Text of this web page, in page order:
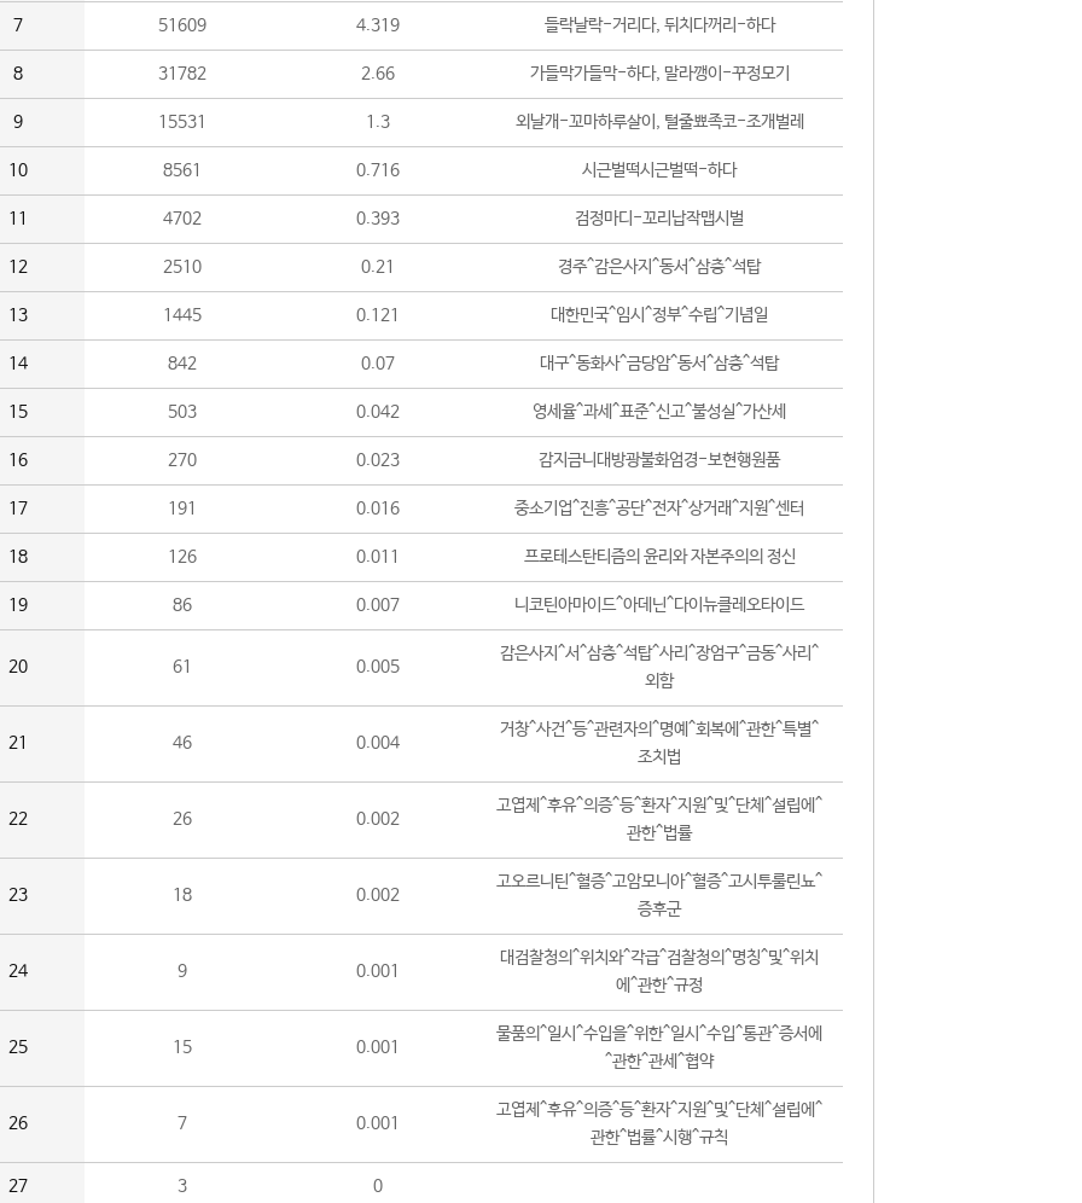
7 51609 4.319 들락날락-거리다, 뒤치다꺼리-하다
8 31782 2.66 가들막가들막-하다, 말라깽이-꾸정모기
9 15531 1.3 외날개-꼬마하루살이, 털줄뾰족코-조개벌레
10 8561 0.716 시근벌떡시근벌떡-하다
11 4702 0.393 검정마디-꼬리납작맵시벌
12 2510 0.21 경주^감은사지^동서^삼층^석탑
13 1445 0.121 대한민국^임시^정부^수립^기념일
14 842 0.07 대구^동화사^금당암^동서^삼층^석탑
15 503 0.042 영세율^과세^표준^신고^불성실^가산세
16 270 0.023 감지금니대방광불화엄경-보현행원품
17 191 0.016 중소기업^진흥^공단^전자^상거래^지원^센터
18 126 0.011 프로테스탄티즘의 윤리와 자본주의의 정신
19 86 0.007 니코틴아마이드^아데닌^다이뉴클레오타이드
20 61 0.005
감은사지^서^삼층^석탑^사리^장엄구^금동^사리^
외함
21 46 0.004
거창^사건^등^관련자의^명예^회복에^관한^특별^
조치법
22 26 0.002
고엽제^후유^의증^등^환자^지원^및^단체^설립에^
관한^법률
23 18 0.002
고오르니틴^혈증^고암모니아^혈증^고시투룰린뇨^
증후군
24 9 0.001
대검찰청의^위치와^각급^검찰청의^명칭^및^위치
에^관한^규정
25 15 0.001
물품의^일시^수입을^위한^일시^수입^통관^증서에
^관한^관세^협약
26 7 0.001
고엽제^후유^의증^등^환자^지원^및^단체^설립에^
관한^법률^시행^규칙
27 3 0